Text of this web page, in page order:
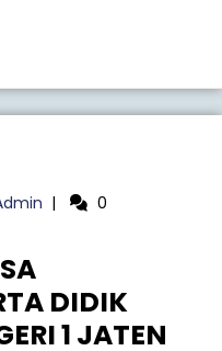
|
0
DIDIK
1 JATEN